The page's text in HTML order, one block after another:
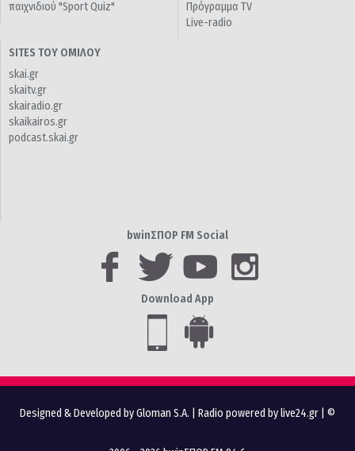
παιχνιδιού "Sport Quiz"
Πρόγραμμα TV
Live-radio
SITES ΤΟΥ ΟΜΙΛΟΥ
skai.gr
skaitv.gr
skairadio.gr
skaikairos.gr
podcast.skai.gr
bwinΣΠΟΡ FM Social
Download App
Designed & Developed by Gloman S.A. Radio powered by live24.gr | ©